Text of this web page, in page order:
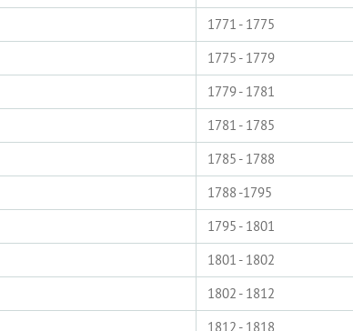
1771 - 1775
1775 - 1779
1779 - 1781
1781 - 1785
1785 - 1788
1788 -1795
1795 - 1801
1801 - 1802
1802 - 1812
1812 - 1818